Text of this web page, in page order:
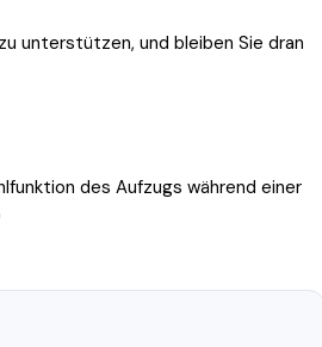
unterstützen, und bleiben Sie dran
des Aufzugs während einer